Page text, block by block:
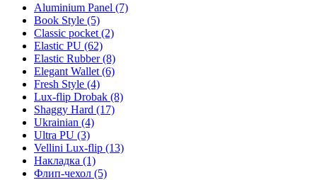
Aluminium Panel (7)
Book Style (5)
Classic pocket (2)
Elastic PU (62)
Elastic Rubber (8)
Elegant Wallet (6)
Fresh Style (4)
Lux-flip Drobak (8)
Shaggy Hard (17)
Ukrainian (4)
Ultra PU (3)
Vellini Lux-flip (13)
Накладка (1)
Флип-чехол (5)